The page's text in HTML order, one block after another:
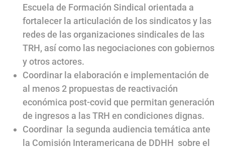
Escuela de Formación Sindical orientada a
fortalecer la articulación de los sindicatos y las
redes de las organizaciones sindicales de las
TRH, así como las negociaciones con gobiernos
y otros actores.
Coordinar la elaboración e implementación de
al menos 2 propuestas de reactivación
económica post-covid que permitan generación
de ingresos a las TRH en condiciones dignas.
Coordinar la segunda audiencia temática ante
la Comisión Interamericana de DDHH sobre el